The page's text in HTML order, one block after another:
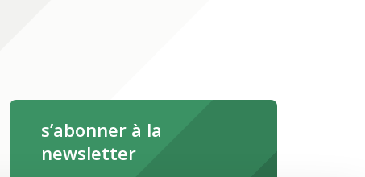
s’abonner à la
newsletter